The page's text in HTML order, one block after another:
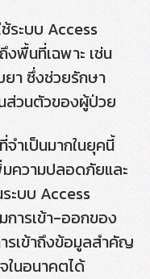
ระบบ Access
พื้นที่เฉพาะ เช่น
า ซึ่งช่วยรักษา
ส่วนตัวของผู้ป่วย
ำเป็นมากในยุคนี้
มความปลอดภัยและ
ะบบ Access
ารเข้า-ออกของ
รเข้าถึงข้อมูลสำคัญ
ในอนาคตได้